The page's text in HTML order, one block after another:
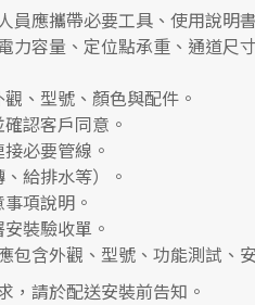
員應攜帶必要工具、使用說明
力容量、定位點承重、通道
、型號、顏色與配件。
認客戶同意。
必要管線。
給排水等）。
項說明。
裝驗收單。
包含外觀、型號、功能測試、
請於配送安裝前告知。